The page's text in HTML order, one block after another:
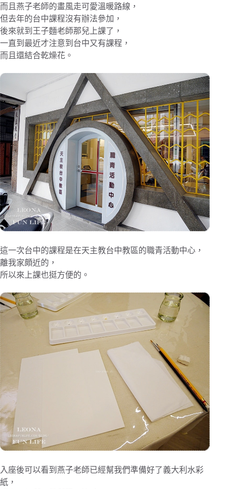
而且燕子老師的畫風走可愛溫暖路線，
但去年的台中課程沒有辦法參加，
後來就到王子麵老師那兒上課了，
一直到最近才注意到台中又有課程，
而且還結合乾燥花。
這一次台中的課程是在天主教台中教區的職青活動中心，
離我家頗近的，
所以來上課也挺方便的。
入座後可以看到燕子老師已經幫我們準備好了義大利水彩
紙，